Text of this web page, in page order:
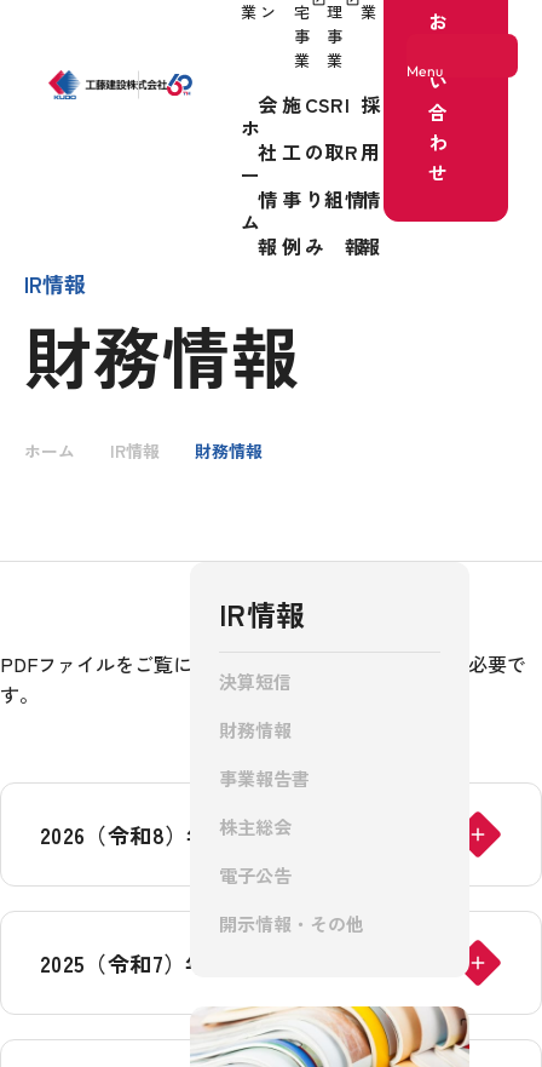
Menu
会社情報
お問い合わせ
業 ン
宅
事
業
理
事
業
業
ホ
ー
ム
会
社
情
報
施
工
事
例
CSR
の取
り組
み
I
R
情
報
採
用
情
報
お
い
合
わ
せ
IR情報
財務情報
ホーム IR情報 財務情報
PDFファイルをご覧になるには、
が必要で
す。
2026（令和8）年6月期
2025（令和7）年6月期
IR情報
決算短信
財務情報
事業報告書
株主総会
電子公告
開示情報・その他